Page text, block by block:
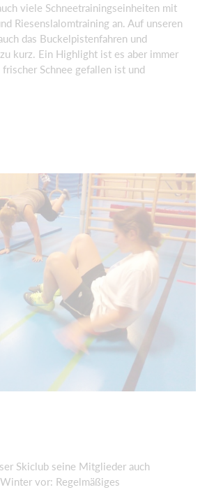
viele Schneetrainingseinheiten mit
Riesenslalomtraining an. Auf unseren
das Buckelpistenfahren und
kurz. Ein Highlight ist es aber immer
Schnee gefallen ist und
Skiclub seine Mitglieder auch
vor: Regelmäßiges